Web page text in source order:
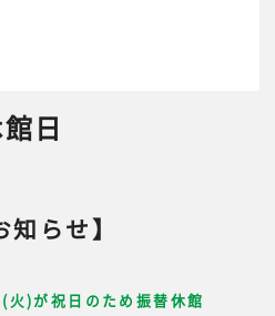
日
らせ】
)が祝日のため振替休館